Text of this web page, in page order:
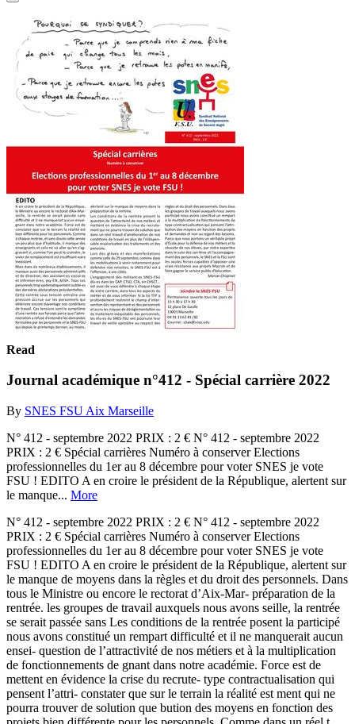
Read
Journal académique n°412 - Spécial carrière 2022
By SNES FSU Aix Marseille
N° 412 - septembre 2022 PRIX : 2 € N° 412 - septembre 2022
PRIX : 2 € Spécial carrières Numéro à conserver Elections
professionnelles du 1er au 8 décembre pour voter SNES je vote
FSU ! EDITO A en croire le président de la République, alertent sur
le manque... More
N° 412 - septembre 2022 PRIX : 2 € N° 412 - septembre 2022
PRIX : 2 € Spécial carrières Numéro à conserver Elections
professionnelles du 1er au 8 décembre pour voter SNES je vote
FSU ! EDITO A en croire le président de la République, alertent sur
le manque de moyens dans la règles et du droit des personnels. Dans
tous le Ministre ou encore le rectorat d’Aix-Mar- préparation de la
rentrée. les groupes de travail auxquels nous avons seille, la rentrée
se serait passée sans Les conditions de la rentrée posent la participé
nous avons constitué un rempart difficulté et il ne manquerait aucun
ensei- question de l’attractivité de nos métiers et à la multiplication
de fonctionnements de gnant dans notre académie. Force est de
mettent en évidence la crise du recrute- type contractualisation qui
pensent l’attri- constater que sur le terrain la réalité est ment qui ne
pourra trouver de solution que bution des moyens en fonction des